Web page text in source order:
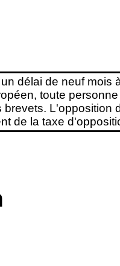
délai de neuf
toute
L'opposition
de la taxe